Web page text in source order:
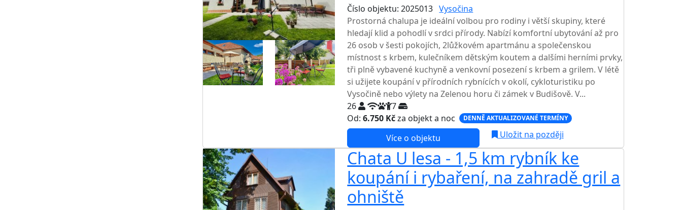
Číslo objektu: 2025013 Vysočina
Prostorná chalupa je ideální volbou pro rodiny i větší skupiny, které
hledají klid a pohodlí v srdci přírody. Nabízí komfortní ubytování až pro
26 osob v šesti pokojích, 2lůžkovém apartmánu a společenskou
místnost s krbem, kulečníkem dětským koutem a dalšími herními prvky,
tři plně vybavené kuchyně a venkovní posezení s krbem a grilem. V létě
si užijete koupání v přírodních rybnících v okolí, cykloturistiku po
Vysočině nebo výlety na Zelenou horu či zámek v Budišově. V...
26
7
Od:6.750 Kčza objekt a noc DENNĚ AKTUALIZOVANÉ TERMÍNY
Více o objektu Uložit na později
Chata U lesa - 1,5 km rybník ke
koupání i rybaření, na zahradě gril a
ohniště